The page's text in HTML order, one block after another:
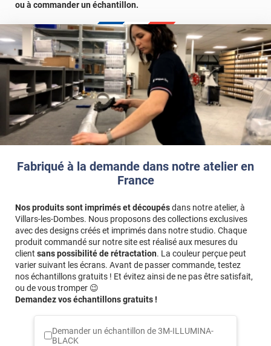
Fabriqué à la demande dans notre atelier en
France
Nos produits sont imprimés et découpésdans notre atelier, à
Villars-les-Dombes. Nous proposons des collections exclusives
avec des designs créés et imprimés dans notre studio. Chaque
produit commandé sur notre site est réalisé aux mesures du
client sans possibilité de rétractation. La couleur perçue peut
varier suivant les écrans. Avant de passer commande, testez
nos échantillons gratuits ! Et évitez ainsi de ne pas être satisfait,
ou de vous tromper 😉
Demandez vos échantillons gratuits !
Demander un échantillon de3M-ILLUMINA-
BLACK
ou à commander un échantillon.